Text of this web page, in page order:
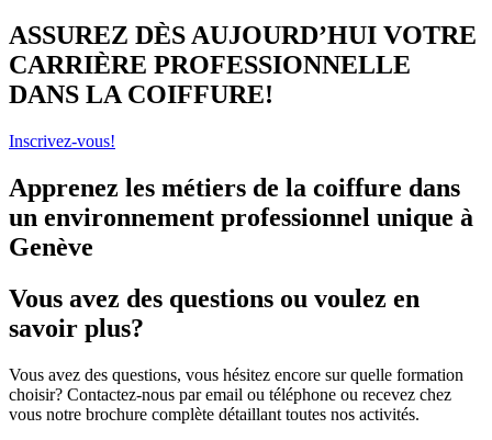
ASSUREZ DÈS AUJOURD’HUI VOTRE
CARRIÈRE PROFESSIONNELLE
DANS LA COIFFURE!
Inscrivez-vous!
Apprenez les métiers de la coiffure dans
un environnement professionnel unique à
Genève​
Vous avez des questions ou voulez en
savoir plus?
Vous avez des questions, vous hésitez encore sur quelle formation
choisir? Contactez-nous par email ou téléphone ou recevez chez
vous notre brochure complète détaillant toutes nos activités.